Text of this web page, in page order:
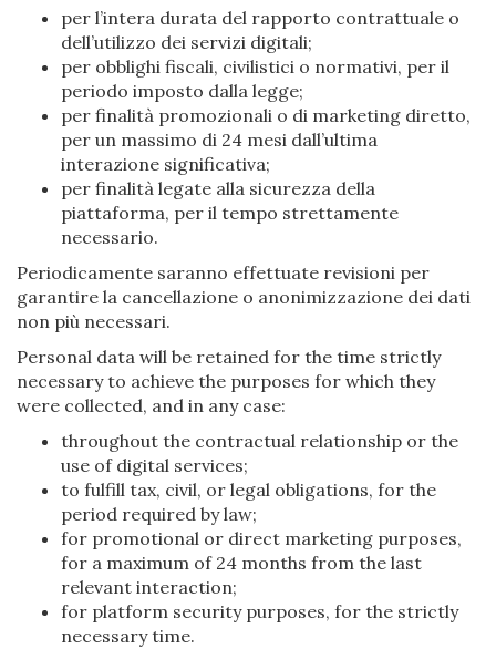
per l’intera durata del rapporto contrattuale o
dell’utilizzo dei servizi digitali;
per obblighi fiscali, civilistici o normativi, per il
periodo imposto dalla legge;
per finalità promozionali o di marketing diretto,
per un massimo di 24 mesi dall’ultima
interazione significativa;
per finalità legate alla sicurezza della
piattaforma, per il tempo strettamente
necessario.
Periodicamente saranno effettuate revisioni per
garantire la cancellazione o anonimizzazione dei dati
non più necessari.
Personal data will be retained for the time strictly
necessary to achieve the purposes for which they
were collected, and in any case:
throughout the contractual relationship or the
use of digital services;
to fulfill tax, civil, or legal obligations, for the
period required by law;
for promotional or direct marketing purposes,
for a maximum of 24 months from the last
relevant interaction;
for platform security purposes, for the strictly
necessary time.